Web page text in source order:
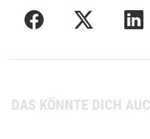
DAS KÖNNTE DICH